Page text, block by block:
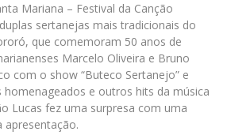
Mariana – Festival da Canção
sertanejas mais tradicionais do
que comemoram 50 anos de
Marcelo Oliveira e Bruno
com o show “Buteco Sertanejo” e
homenageados e outros hits da música
Lucas fez uma surpresa com uma
apresentação.